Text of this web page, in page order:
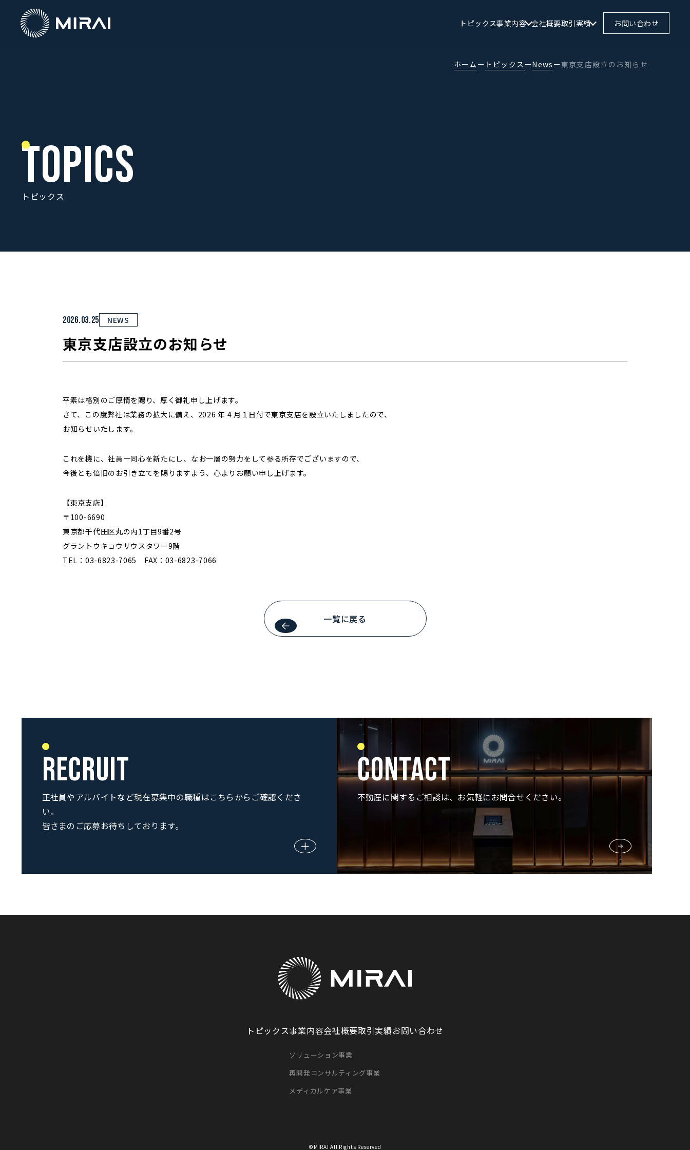
トピックス事業内容 会社概要取引実績 お問い合わせ
Topics
トピックス
ホーム ー トピックス ーNews ー東京支店設立のお知らせ
2026.03.25 NEWS
東京支店設立のお知らせ
平素は格別のご厚情を賜り、厚く御礼申し上げます。
さて、この度弊社は業務の拡大に備え、2026 年 4 月１日付で東京支店を設立いたしましたので、
お知らせいたします。
これを機に、社員一同心を新たにし、なお一層の努力をして参る所存でございますので、
今後とも倍旧のお引き立てを賜りますよう、心よりお願い申し上げます。
【東京支店】
〒100-6690
東京都千代田区丸の内1丁目9番2号
グラントウキョウサウスタワー9階
TEL：03-6823-7065 FAX：03-6823-7066
一覧に戻る
RECRUIT
正社員やアルバイトなど現在募集中の職種はこちらからご確認くださ
い。
皆さまのご応募お待ちしております。
CONTACT
不動産に関するご相談は、 お気軽にお問合せください。
トピックス事業内容
ソリューション事業
再開発コンサルティング事業
メディカルケア事業
会社概要取引実績お問い合わせ
©MIRAI All Rights Reserved